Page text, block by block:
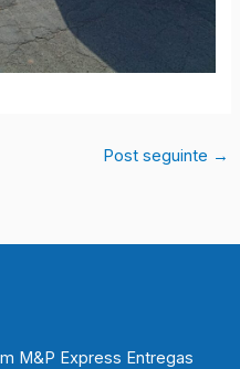
Post seguinte →
M&P Express Entregas